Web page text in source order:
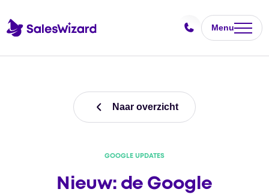
Menu
Naar overzicht
GOOGLE UPDATES
Nieuw: de Google